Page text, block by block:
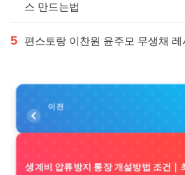
스 만드는법
5 편스토랑 이찬원 윤주모 무생채
이전
생계비 압류방지 통장 개설방법 조건｜